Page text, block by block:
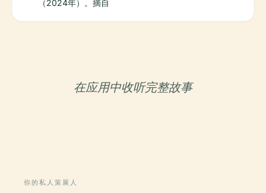
（2024年）。摘自
在应用中收听完整故事
你的私人策展人